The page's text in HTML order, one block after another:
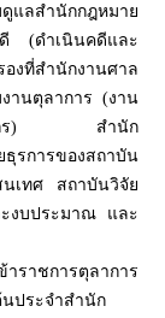
แลสำนักกฎหมาย
ดี (ดำเนินคดีและ
ที่สำนักงานศาล
านตุลาการ (งาน
ณาจักร) สำนัก
รของสถาบัน
เทศ สถาบันวิจัย
งบประมาณ และ
ราชการตุลาการ
ประจำสำนัก